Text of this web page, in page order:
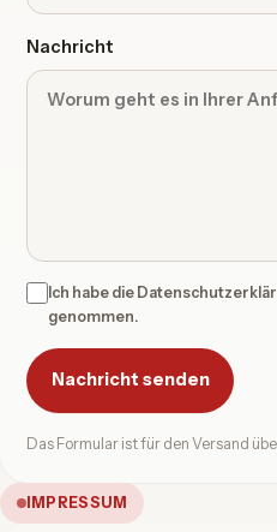
Nachricht
Ich habe die
genommen.
Nachricht senden
Das Formular ist für den Versand
IMPRESSUM